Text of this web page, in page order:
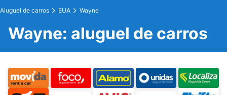
Aluguel de carros EUA Wayne
Wayne: aluguel de carros